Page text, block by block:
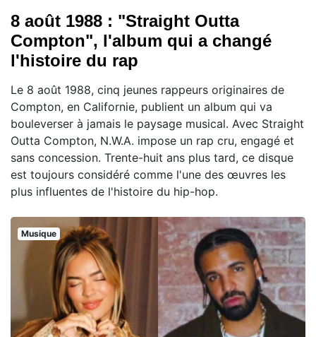
8 août 1988 : "Straight Outta
Compton", l'album qui a changé
l'histoire du rap
Le 8 août 1988, cinq jeunes rappeurs originaires de
Compton, en Californie, publient un album qui va
bouleverser à jamais le paysage musical. Avec Straight
Outta Compton, N.W.A. impose un rap cru, engagé et
sans concession. Trente-huit ans plus tard, ce disque
est toujours considéré comme l'une des œuvres les
plus influentes de l'histoire du hip-hop.
Musique